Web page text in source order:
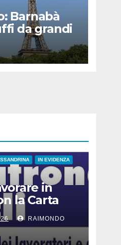
Barnabà
da grandi
IN EVIDENZA
in
la Carta
RAIMONDO